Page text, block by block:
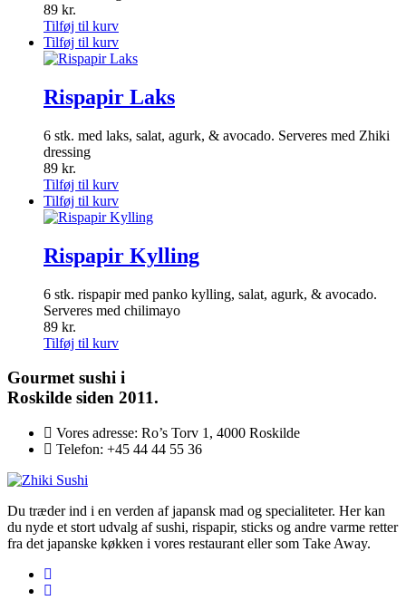
89 kr.
Tilføj til kurv
Tilføj til kurv
Rispapir Laks
6 stk. med laks, salat, agurk, & avocado. Serveres med Zhiki
dressing
89 kr.
Tilføj til kurv
Tilføj til kurv
Rispapir Kylling
6 stk. rispapir med panko kylling, salat, agurk, & avocado.
Serveres med chilimayo
89 kr.
Tilføj til kurv
Gourmetsushi i
Roskilde siden 2011.
Vores adresse: Ro’s Torv 1, 4000 Roskilde
Telefon: +45 44 44 55 36
Du træder ind i en verden af japansk mad og specialiteter. Her kan
du nyde et stort udvalg af sushi, rispapir, sticks og andre varme retter
fra det japanske køkken i vores restaurant eller som Take Away.